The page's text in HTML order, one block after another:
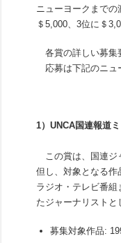
ニューヨークまで
＄5,000、3位に＄
各賞の詳しい募集
応募は下記のニュ
1）UNCA国連報道
この賞は、国連ジ
但し、対象となる作
ラジオ・テレビ番
たジャーナリストと
募集対象作品: